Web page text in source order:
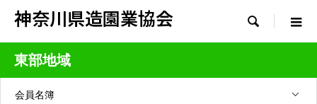
神奈川県造園業協会 
東部地域
会員名簿